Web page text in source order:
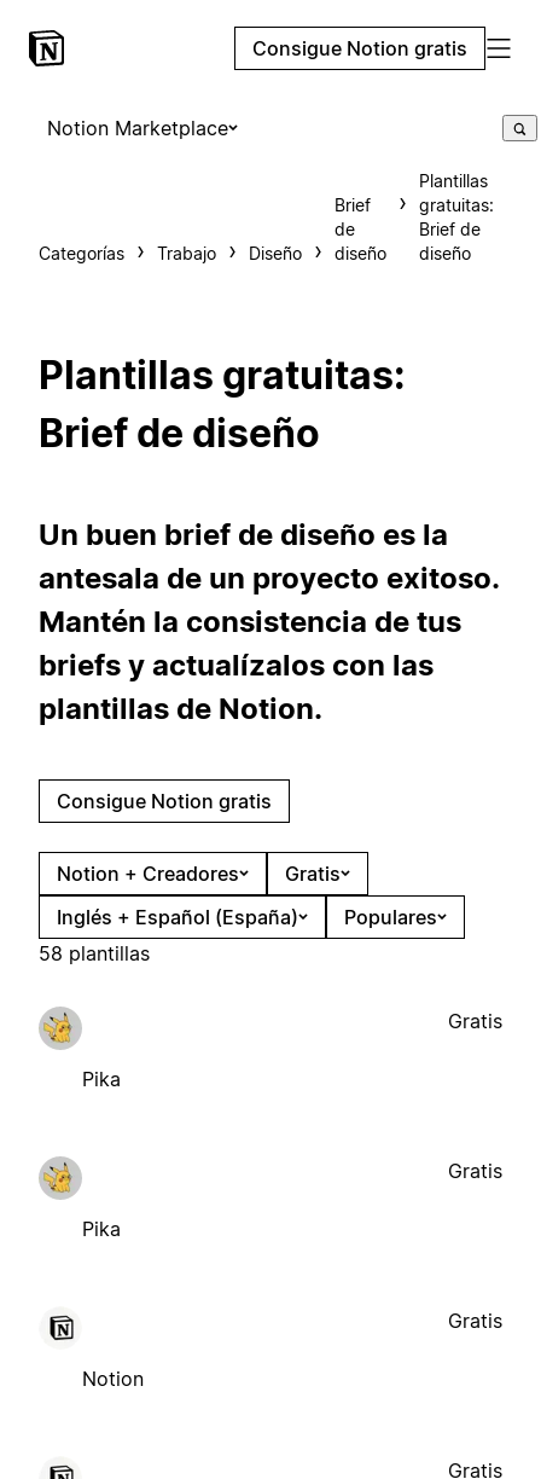
Consigue Notion gratis
Notion Marketplace
Categorías Trabajo Diseño
Brief
de
diseño
Plantillas
gratuitas:
Brief de
diseño
Plantillas gratuitas:
Brief de diseño
Un buen brief de diseño es la
antesala de un proyecto exitoso.
Mantén la consistencia de tus
briefs y actualízalos con las
plantillas de Notion.
Consigue Notion gratis
Notion + Creadores
Gratis
Inglés + Español (España)
Populares
58 plantillas
Pika
Gratis
Pika
Gratis
Notion
Gratis
Gratis